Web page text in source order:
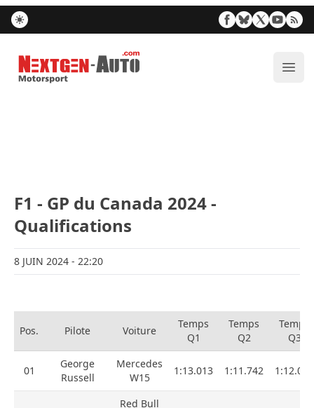
Nextgen-Auto.com
F1 - GP du Canada 2024 -
Qualifications
8 JUIN 2024 - 22:20
Pos. Pilote Voiture
Temps
Q1
Temps
Q2
Temps
Q3
01
George
Russell
Mercedes
W15
1:13.013 1:11.742 1:12.000
Red Bull